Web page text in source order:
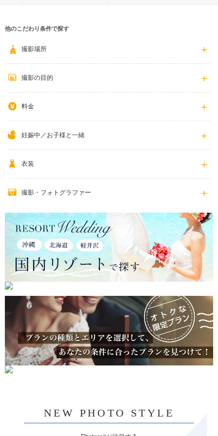
他のこだわり条件で探す
撮影場所
撮影の目的
料金
妊娠中／お子様と一緒
衣装
撮影・フォトグラファー
NEW PHOTO STYLE